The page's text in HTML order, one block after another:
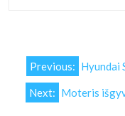
Navigacija
tarp
įrašų
Previous: Hyundai
Next: Moteris